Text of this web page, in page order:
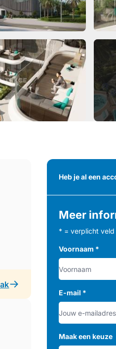
Heb je al een
Meer
* = verplicht veld
Voornaam *
E-mail *
Maak een keuze